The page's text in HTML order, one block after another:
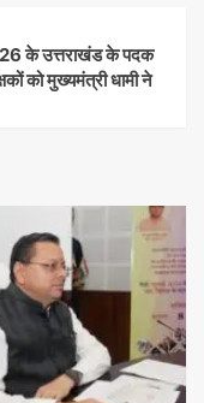
के उत्तराखंड के पदक
को मुख्यमंत्री धामी ने